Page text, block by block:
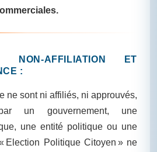
NON-AFFILIATION ET
:
ne sont ni affiliés, ni approuvés,
un gouvernement, une
une entité politique ou une
Election Politique Citoyen » ne